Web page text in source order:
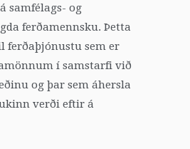
samfélags- og
ferðamennsku. Þetta
ferðaþjónustu sem er
í samstarfi við
og þar sem áhersla
verði eftir á